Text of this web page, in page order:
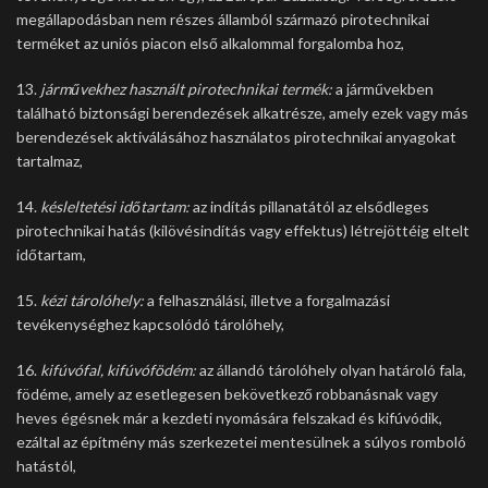
megállapodásban nem részes államból származó pirotechnikai
terméket az uniós piacon első alkalommal forgalomba hoz,
13. járművekhez használt pirotechnikai termék:a járművekben
található biztonsági berendezések alkatrésze, amely ezek vagy más
berendezések aktiválásához használatos pirotechnikai anyagokat
tartalmaz,
14. késleltetési időtartam:az indítás pillanatától az elsődleges
pirotechnikai hatás (kilövésindítás vagy effektus) létrejöttéig eltelt
időtartam,
15. kézi tárolóhely:a felhasználási, illetve a forgalmazási
tevékenységhez kapcsolódó tárolóhely,
16. kifúvófal, kifúvófödém:az állandó tárolóhely olyan határoló fala,
födéme, amely az esetlegesen bekövetkező robbanásnak vagy
heves égésnek már a kezdeti nyomására felszakad és kifúvódik,
ezáltal az építmény más szerkezetei mentesülnek a súlyos romboló
hatástól,